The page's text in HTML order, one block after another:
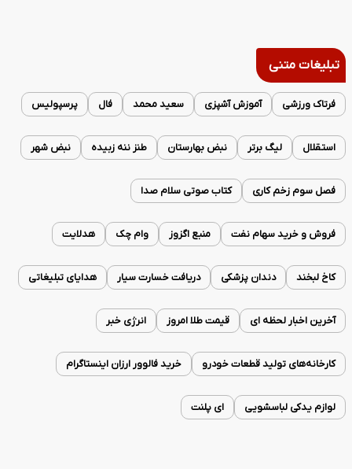
تبلیغات متنی
فرتاک ورزشی آموزش آشپزی سعید محمد فال پرسپولیس
استقلال لیگ برتر نبض بهارستان طنز ننه زبیده نبض شهر
فصل سوم زخم کاری کتاب صوتی سلام صدا
فروش و خرید سهام نفت منبع اگزوز وام چک هدلایت
کاخ لبخند دندان پزشکی دریافت خسارت سیار هدایای تبلیغاتی
آخرین اخبار لحظه ای قیمت طلا امروز انرژی خبر
کارخانه‌های تولید قطعات خودرو خرید فالوور ارزان اینستاگرام
لوازم یدکی لباسشویی ای پلنت